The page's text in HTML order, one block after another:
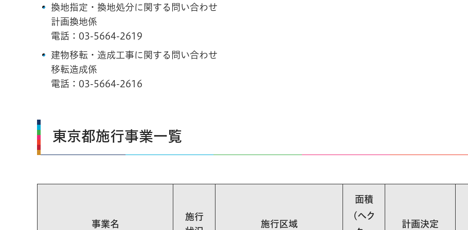
換地指定・換地処分に関する問い合わせ
計画換地係
電話： 03-5664-2619
建物移転・造成工事に関する問い合わせ
移転造成係
電話： 03-5664-2616
東京都施行事業一覧
事業名
施行
施行区域
面積
(ヘク
計画決定